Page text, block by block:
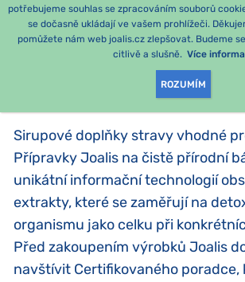
potřebujeme souhlas se zpracováním souborů
se dočasně ukládají ve vašem prohlížeči.
pomůžete nám web joalis.cz zlepšovat. Budeme
citlivě a slušně. Více
ROZUMÍM
PRODUKTY PODLE
KATEGORIE:
SIRUPY BAMBI
Sirupové doplňky stravy vhodné
Přípravky Joalis na čistě přírodní
unikátní informační technologií
extrakty, které se zaměřují na
organismu jako celku při
Před zakoupením výrobků Joalis
navštívit Certifikovaného poradce,